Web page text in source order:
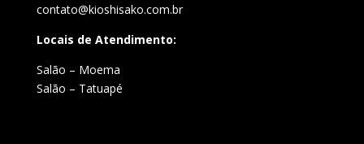
contato@kioshisako.com.br
Locais de Atendimento:
Salão – Moema
Salão – Tatuapé